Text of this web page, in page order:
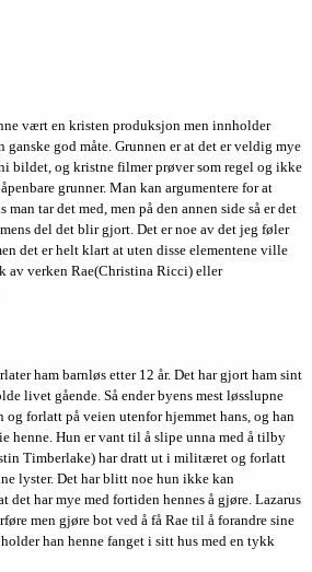
vært en kristen produksjon men innholder
god måte. Grunnen er at det er veldig mye
bildet, og kristne filmer prøver som regel og ikke
grunner. Man kan argumentere for at
tar det med, men på den annen side så er det
del det blir gjort. Det er noe av det jeg føler
det er helt klart at uten disse elementene ville
av verken Rae(Christina Ricci) eller
ham barnløs etter 12 år. Det har gjort ham sint
livet gående. Så ender byens mest løsslupne
og forlatt på veien utenfor hjemmet hans, og han
henne. Hun er vant til å slipe unna med å tilby
Timberlake) har dratt ut i militæret og forlatt
lyster. Det har blitt noe hun ikke kan
det har mye med fortiden hennes å gjøre. Lazarus
men gjøre bot ved å få Rae til å forandre sine
han henne fanget i sitt hus med en tykk